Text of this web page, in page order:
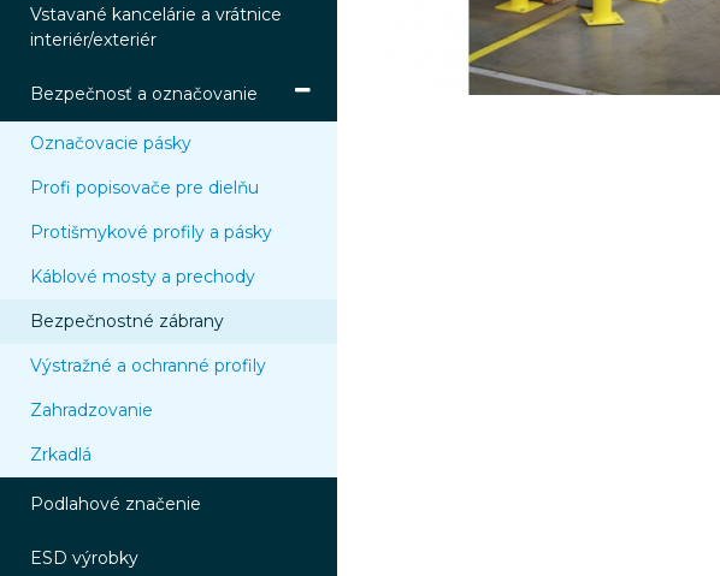
Vstavané kancelárie a vrátnice
interiér/exteriér
Bezpečnosť a označovanie
Označovacie pásky
Profi popisovače pre dielňu
Protišmykové profily a pásky
Káblové mosty a prechody
Bezpečnostné zábrany
Výstražné a ochranné profily
Zahradzovanie
Zrkadlá
Podlahové značenie
ESD výrobky